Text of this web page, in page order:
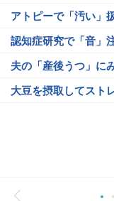
アトピーで「汚い」
認知症研究で「音」
夫の「産後うつ」に
大豆を摂取してスト